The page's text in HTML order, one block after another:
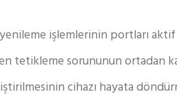
işlemlerinin portları
tetikleme sorununun ortadan
cihazı hayata